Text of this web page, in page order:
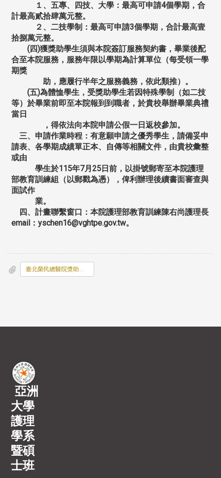
１、五專、四技、大學：最高可申請4個學期，合
計最高貳拾肆萬元整。
２、二技學制：最高可申請3個學期，合計最高壹
拾捌萬元整。
(四)獲獎助學生須與本院簽訂服務契約書，畢業後配
合至本院服務，服務年限以學期為計算單位（每受領一學
期獎
助，應履行半年之服務義務，依此類推）。
(五)為體恤學生，受獎助學生若因特殊學制（如二技
等）於畢業前即至本院報到到職者，於貴校舉辦畢業典禮
當日
，得依法向本院申請公假一日返校參加。
三、申請作業時程：有意願申請之優秀學生，請備妥申
請表、各學期成績單正本、自傳等相關文件，由貴校彙整
或由
學生於115年7月 25 日前，以掛號郵寄至本院護理
部教育訓練組（以郵戳為憑），俾利辦理後續書面審查與
面試作
業。
四、計畫聯繫窗口：本院護理部教育訓練陳右尚護理長
email ： yschen16@vghtpe.gov.tw。
臺北榮民總醫院獎助在校護理系_科_學生獎助金計畫.pdf
亞洲
大學
護理
學系
暨碩
士班